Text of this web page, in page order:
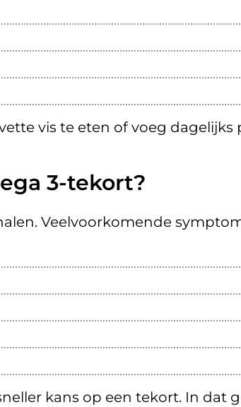
vis te eten of voeg
3-tekort?
Veelvoorkomende
kans op een tekort. In dat